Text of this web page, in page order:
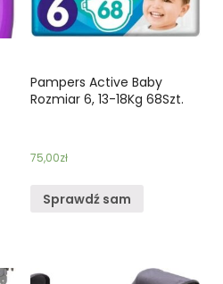
Pampers Active Baby
Rozmiar 6, 13-18Kg 68Szt.
75,00zł
Sprawdź sam